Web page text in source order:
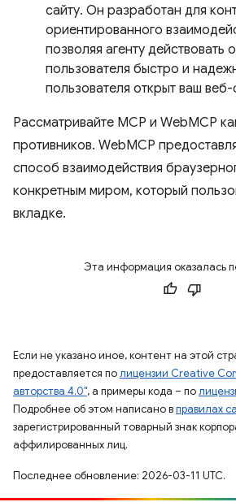
сайту. Он разработан для
ориентированного
позволяя агенту действовать
пользователя быстро и
пользователя открыт ваш веб-
Рассматривайте MCP и WebMCP
противников. WebMCP
способ взаимодействия
конкретным миром, который
вкладке.
Эта информация оказалась
Если не указано иное, контент на этой
предоставляется полицензии Creative
авторства 4.0", а примеры кода – по
Подробнее об этом написано вправилах
зарегистрированный товарный знак
аффилированных лиц.
Последнее обновление: 2026-03-11 UTC.